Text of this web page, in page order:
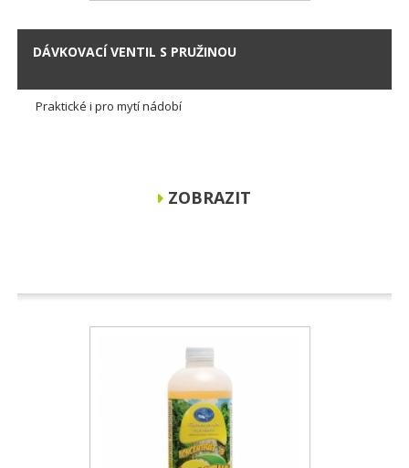
DÁVKOVACÍ VENTIL S PRUŽINOU
Praktické i pro mytí nádobí
ZOBRAZIT